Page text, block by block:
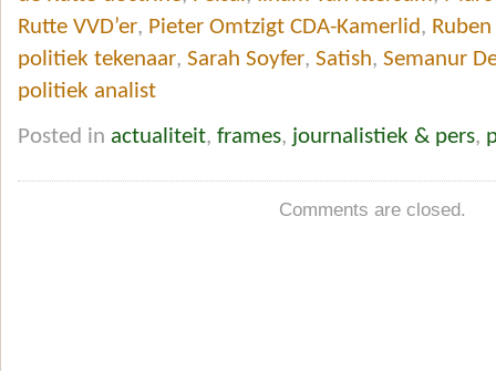
Rutte VVD’er, Pieter Omtzigt CDA-Kamerlid,
politiek tekenaar, Sarah Soyfer, Satish, Semanur
politiek analist
Posted in actualiteit, frames, journalistiek & pers,
Comments are closed.